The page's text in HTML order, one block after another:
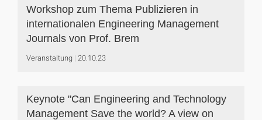
Workshop zum Thema Publizieren in
internationalen Engineering Management
Journals von Prof. Brem
Veranstaltung 20.10.23
Keynote "Can Engineering and Technology
Management Save the world? A view on